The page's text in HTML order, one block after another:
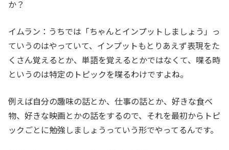
か？
イムラン：うちでは「ちゃんとインプットしましょう」っ
ていうのはやっていて、インプットもとりあえず表現をた
くさん覚えるとか、単語を覚えるとかではなくて、喋る時
というのは特定のトピックを喋るわけですよね。
例えば自分の趣味の話とか、仕事の話とか、好きな食べ
物、好きな映画とかの話をするので、それを最初からトピ
ックごとに勉強しましょうっていう形でやってるんです。